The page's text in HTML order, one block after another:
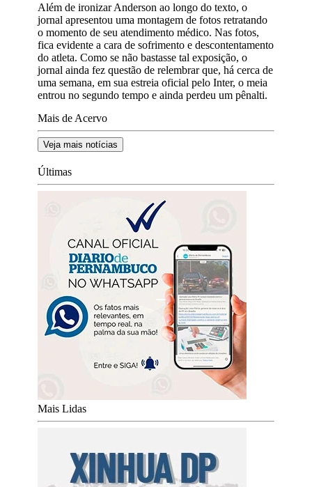
Além de ironizar Anderson ao longo do texto, o
jornal apresentou uma montagem de fotos retratando
o momento de seu atendimento médico. Nas fotos,
fica evidente a cara de sofrimento e descontentamento
do atleta. Como se não bastasse tal exposição, o
jornal ainda fez questão de relembrar que, há cerca de
uma semana, em sua estreia oficial pelo Inter, o meia
entrou no segundo tempo e ainda perdeu um pênalti.
Mais de Acervo
Veja mais notícias
Últimas
Mais Lidas